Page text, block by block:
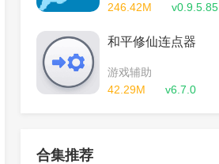
246.42M
v0.9.5.85
和平修仙连点器
游戏辅助
42.29M
v6.7.0
合集推荐